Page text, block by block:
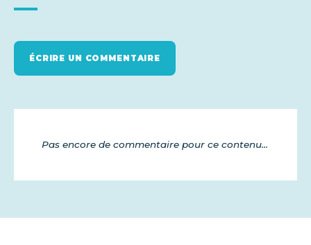
ÉCRIRE UN COMMENTAIRE
Pas encore de commentaire pour ce contenu...